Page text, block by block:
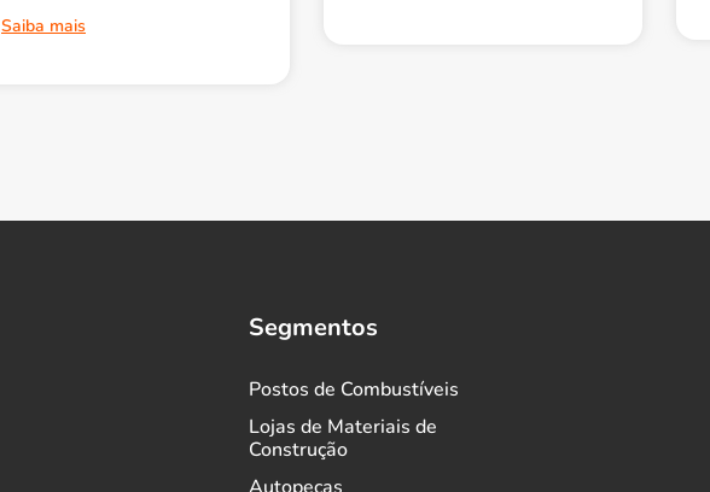
Saiba mais
Segmentos
Postos de Combustíveis
Lojas de Materiais de
Construção